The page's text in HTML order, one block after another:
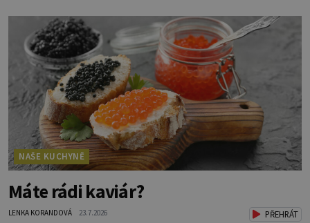
právě uvařit. Vařte správně Spousta lidí vaří
brambory tak, že nalijí do hrnce vodu, osolí ji,
přidají brambory nakrájené na kousky a dají
vařit. Brambor
NAŠE KUCHYNĚ
Máte rádi kaviár?
LENKA KORANDOVÁ 23.7.2026 PŘEHRÁT